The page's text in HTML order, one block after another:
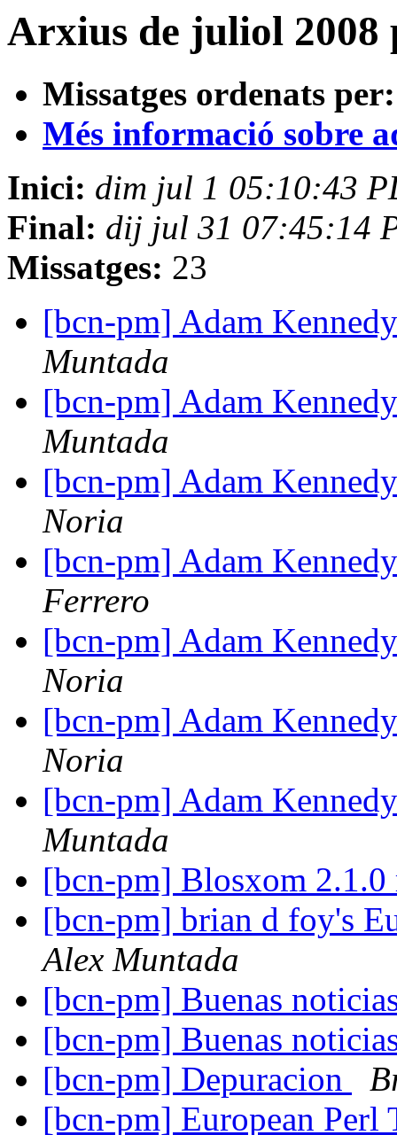
Arxius de juliol 2008
Missatges ordenats per:
Més informació sobre
Inici: dim jul 1 05:10:43
Final: dij jul 31 07:45:14
Missatges: 23
[bcn-pm] Adam
Muntada
[bcn-pm] Adam
Muntada
[bcn-pm] Adam
Noria
[bcn-pm] Adam
Ferrero
[bcn-pm] Adam
Noria
[bcn-pm] Adam
Noria
[bcn-pm] Adam
Muntada
[bcn-pm] Blosxom 2.1.0
[bcn-pm] brian d foy's
Alex Muntada
[bcn-pm] Buenas
[bcn-pm] Buenas
[bcn-pm] Depuracion
[bcn-pm] European Perl